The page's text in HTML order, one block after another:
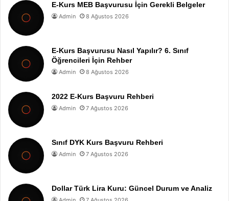
E-Kurs MEB Başvurusu İçin Gerekli Belgeler
Admin 8 Ağustos 2026
E-Kurs Başvurusu Nasıl Yapılır? 6. Sınıf
Öğrencileri İçin Rehber
Admin 8 Ağustos 2026
2022 E-Kurs Başvuru Rehberi
Admin 7 Ağustos 2026
Sınıf DYK Kurs Başvuru Rehberi
Admin 7 Ağustos 2026
Dollar Türk Lira Kuru: Güncel Durum ve Analiz